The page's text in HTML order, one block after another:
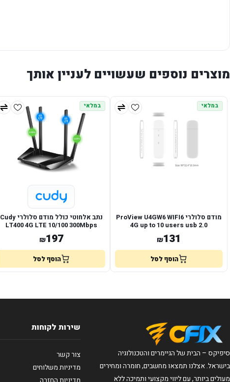
מוצרים נוספים שעשויים לעניין אותך
במלאי
מודם סלולרי ProView U4GW6 WIFI6
4G up to 10 users usb 2.0
₪131
הוסף לסל
במלאי
נתב אלחוטי כולל מודם סלולרי Cudy
LT400 4G LTE 10/100 300Mbps
₪197
הוסף לסל
סיפיקס – הבית של הגיימרים והטכנולוגיה
בישראל. אצלנו תמצאו מחשבים, חומרה ומחירים
מעולים ביותר, עם ליווי מקצועי ותמיכה ללא
שירות לקוחות
צור קשר
מדיניות משלוחים